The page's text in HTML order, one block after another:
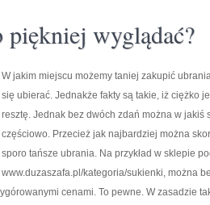
wyglądać?
W jakim miejscu możemy taniej zakupić
się ubierać. Jednakże fakty są takie, iż ciężko
resztę. Jednak bez dwóch zdań można w
częściowo. Przecież jak najbardziej można
sporo tańsze ubrania. Na przykład w sklepie
www.duzaszafa.pl/kategoria/sukienki, można
cenami. To pewne. W zasadzie